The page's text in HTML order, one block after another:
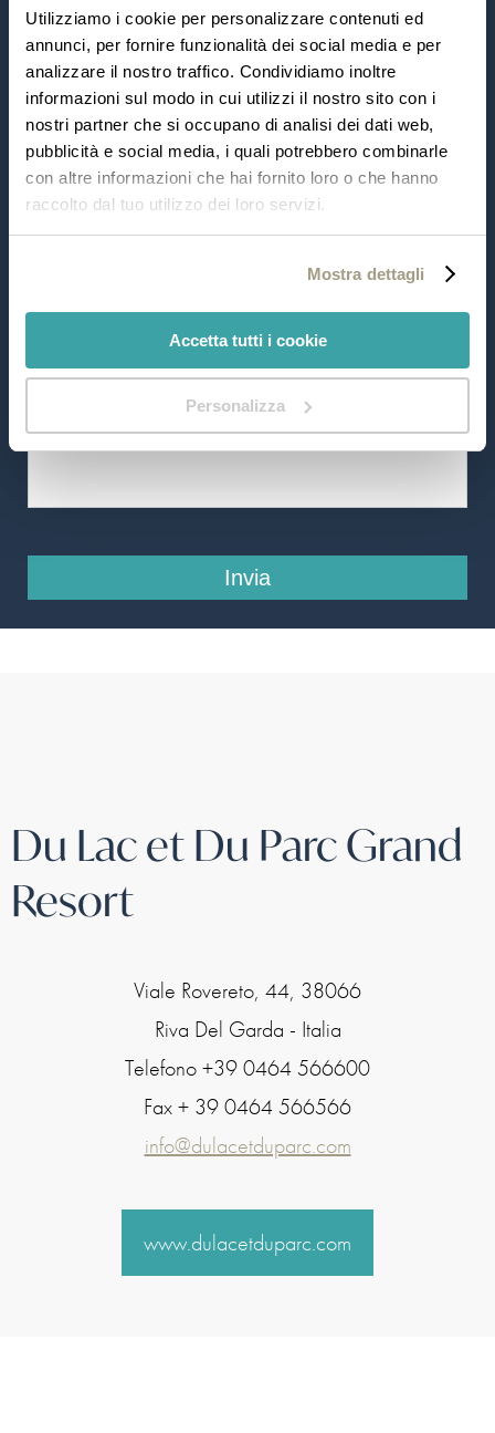
Utilizziamo i cookie per personalizzare contenuti ed
annunci, per fornire funzionalità dei social media e per
analizzare il nostro traffico. Condividiamo inoltre
informazioni sul modo in cui utilizzi il nostro sito con i
nostri partner che si occupano di analisi dei dati web,
pubblicità e social media, i quali potrebbero combinarle
con altre informazioni che hai fornito loro o che hanno
raccolto dal tuo utilizzo dei loro servizi.
Mostra dettagli
Accetta tutti i cookie
Personalizza
Numero di Persone
Soggiorna in Hotel
Si
Du Lac et Du Parc Grand
Resort
Viale Rovereto, 44, 38066
Riva Del Garda - Italia
Telefono+39 0464 566600
Fax+ 39 0464 566566
info@dulacetduparc.com
www.dulacetduparc.com